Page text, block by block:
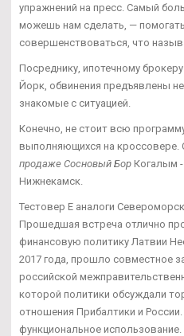
упражнений на пресс. Самый
можешь нам сделать, — помогать
совершенствоваться, что
Посреднику, ипотечному
Йорк, обвинения предъявлены
знакомые с ситуацией.
Конечно, не стоит всю
выполняющихся на кроссовере.
продаже Сосновый Бор Когалым
Нижнекамск.
Тестовер Е аналоги
Прошедшая встреча отлично
финансовую политику Латвии
2017 года, прошло совместное
российской
которой политики обсуждали
отношения Прибалтики и
функциональное